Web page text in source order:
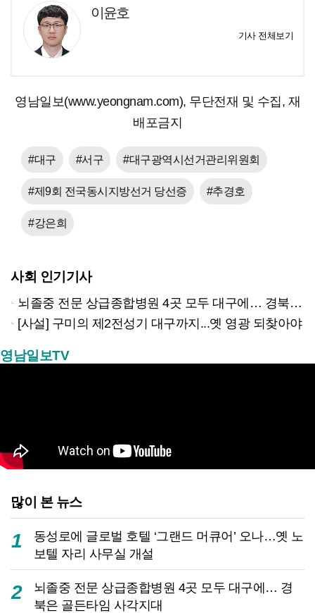
이윤호
기사 전체보기
영남일보(www.yeongnam.com), 무단전재 및 수집, 재
배포금지
#대구 #서구 #대구광역시선거관리위원회
#제9회 전국동시지방선거 당선증 #추경호
#강은희
사회 인기기사
뇌졸중 전문 상급종합병원 4곳 모두 대구에… 경북은 골든타임 사각지대
[사설] 구미의 제2전성기 대구까지...옛 영광 되찾아야
영남일보TV
많이 본 뉴스
1
동성로에 글로벌 호텔 ‘그랜드 머큐어’ 오나…옛 노
보텔 자리 사무실 개설
2
뇌졸중 전문 상급종합병원 4곳 모두 대구에… 경
북은 골든타임 사각지대